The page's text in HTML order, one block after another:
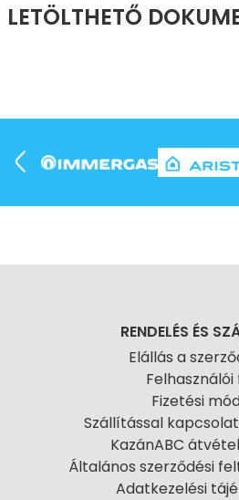
LETÖLTHETŐ
RENDELÉS ÉS
Elállás a
Felhasználói
Fizetési
Szállítással
KazánABC
Általános szerződési
Adatkezelési